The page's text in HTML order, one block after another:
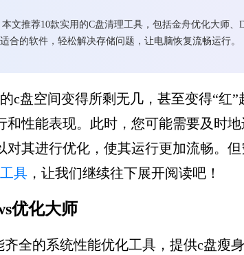
文推荐10款实用的C盘清理工具，包括金舟优化大师
合的软件，轻松解决存储问题，让电脑恢复流畅运行。
c盘空间变得所剩无几，甚至变得“红
性能表现。此时，您可能需要及时
其进行优化，使其运行更加流畅。
具 ，让我们继续往下展开阅读吧！
优化大师
全的系统性能优化工具，提供c盘瘦